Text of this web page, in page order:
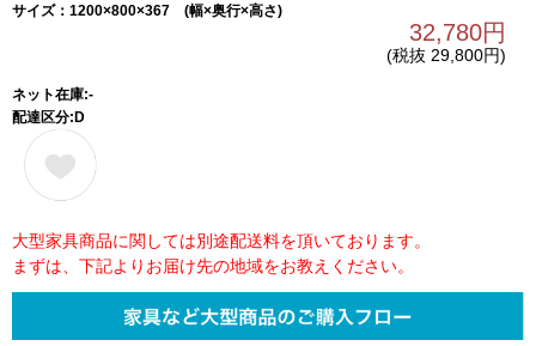
サイズ：1200×800×367 (幅×奥行×高さ)
32,780円
(税抜 29,800円)
ネット在庫:-
配達区分:D
大型家具商品に関しては別途配送料を頂いております。
まずは、下記よりお届け先の地域をお教えください。